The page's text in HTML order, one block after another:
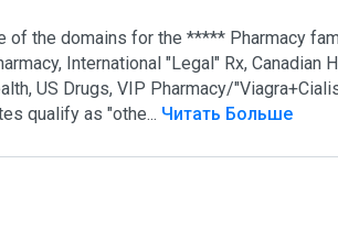
of the domains for the ***** Pharmacy
International "Legal" Rx, Canadian
US Drugs, VIP Pharmacy/
qualify as "othe... Читать Больше